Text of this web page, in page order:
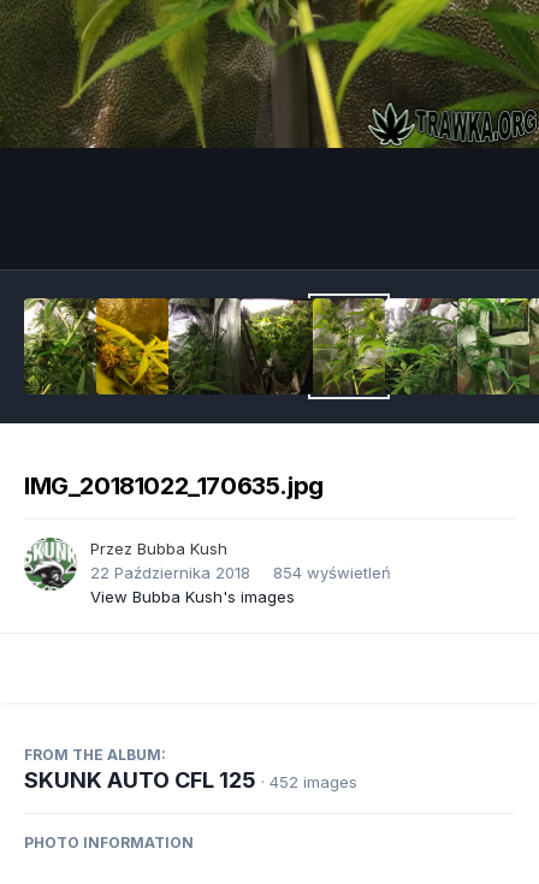
IMG_20181022_170635.jpg
Przez Bubba Kush
22 Października 2018
854 wyświetleń
View Bubba Kush's images
FROM THE ALBUM:
SKUNK AUTO CFL 125 · 452 images
PHOTO INFORMATION